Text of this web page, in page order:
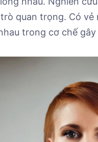
quan trọng. Có
trong cơ chế gây